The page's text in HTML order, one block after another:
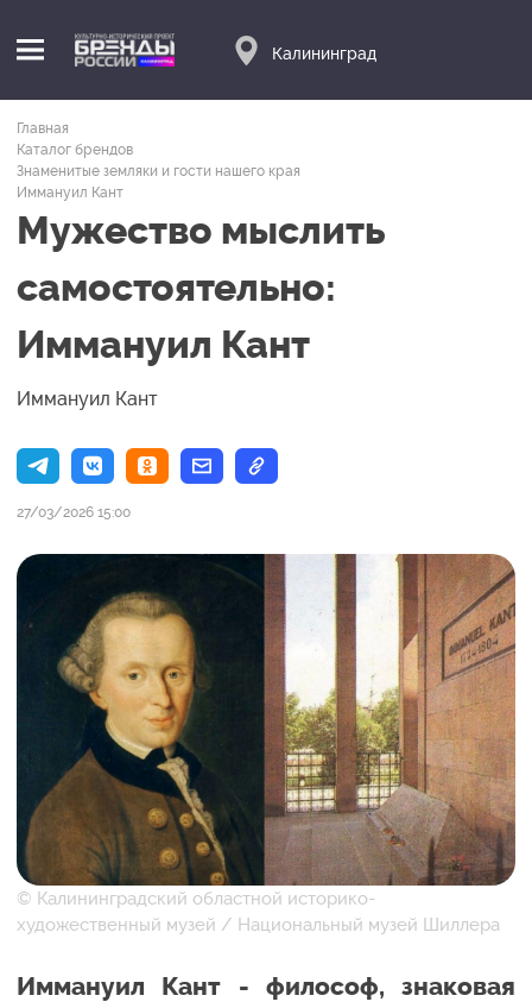
Калининград
Главная
Каталог брендов
Знаменитые земляки и гости нашего края
Иммануил Кант
Мужество мыслить
самостоятельно:
Иммануил Кант
Иммануил Кант
27/03/2026 15:00
© Калининградский областной историко-
художественный музей / Национальный музей Шиллера
Иммануил Кант - философ, знаковая